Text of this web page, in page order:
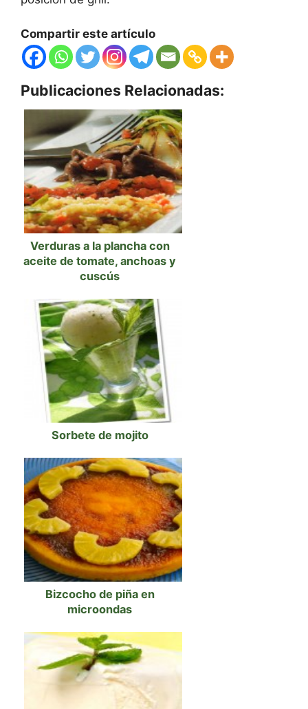
Compartir este artículo
Publicaciones Relacionadas:
Verduras a la plancha con
aceite de tomate, anchoas y
cuscús
Sorbete de mojito
Bizcocho de piña en
microondas